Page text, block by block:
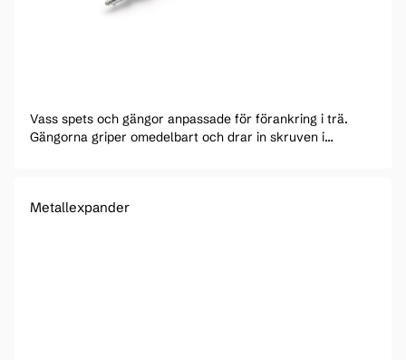
Vass spets och gängor anpassade för förankring i trä.
Gängorna griper omedelbart och drar in skruven i
Metallexpander